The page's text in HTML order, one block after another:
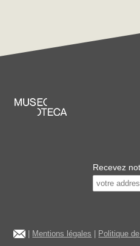
Recevez
Mentions légales Politique